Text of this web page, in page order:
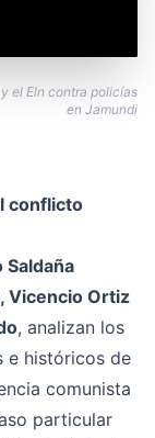
el Eln contra policías
en Jamundi
conflicto
Saldaña
Vicencio Ortiz
, analizan los
e históricos de
comunista
particular